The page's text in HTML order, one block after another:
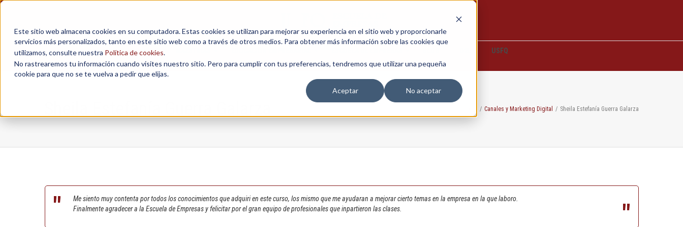
Este sitio web almacena cookies en su computadora. Estas cookies se utilizan para mejorar su experiencia en el sitio web y proporcionarle
servicios más personalizados, tanto en este sitio web como a través de otros medios. Para obtener más información sobre las cookies que
utilizamos, consulte nuestra Política de cookies.
No rastrearemos tu información cuando visites nuestro sitio. Pero para cumplir con tus preferencias, tendremos que utilizar una pequeña
cookie para que no se te vuelva a pedir que elijas.
Aceptar
No aceptar
USFQ
/ Canales y Marketing Digital / Sheila Estefanía Guerra Galarza
Me siento muy contenta por todos los conocimientos que adquiri en este curso, los mismo que me ayudaran a mejorar cierto temas en la empresa en la que laboro.
Finalmente agradecer a la Escuela de Empresas y felicitar por el gran equipo de profesionales que inpartieron las clases.